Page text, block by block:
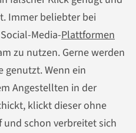
Immer beliebter bei
Media-Plattformen
zu nutzen. Gerne werden
genutzt. Wenn ein
Angestellten in der
klickt dieser ohne
schon verbreitet sich